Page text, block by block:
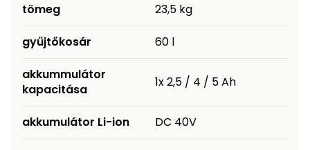
tömeg 23,5 kg
gyűjtőkosár 60 l
akkummulátor
kapacitása
1x 2,5 / 4 / 5 Ah
akkumulátor Li-ion DC 40V